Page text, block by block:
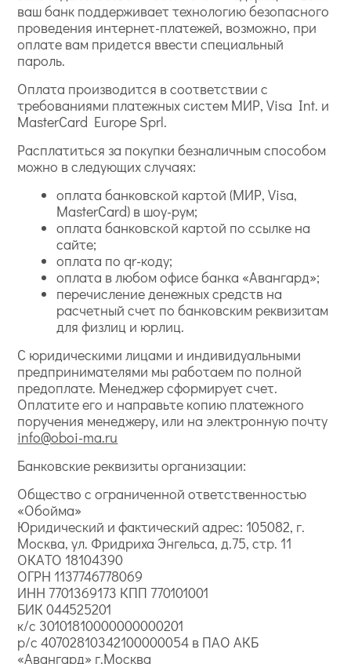
ваш банк поддерживает технологию безопасного
проведения интернет-платежей, возможно, при
оплате вам придется ввести специальный
пароль.
Оплата производится в соответствии с
требованиями платежных систем МИР, Visa Int. и
MasterCard Europe Sprl.
Расплатиться за покупки безналичным способом
можно в следующих случаях:
оплата банковской картой (МИР, Visa,
MasterCard) в шоу-рум;
оплата банковской картой по ссылке на
сайте;
оплата по qr-коду;
оплата в любом офисе банка «Авангард»;
перечисление денежных средств на
расчетный счет по банковским реквизитам
для физлиц и юрлиц.
С юридическими лицами и индивидуальными
предпринимателями мы работаем по полной
предоплате. Менеджер сформирует счет.
Оплатите его и направьте копию платежного
поручения менеджеру, или на электронную почту
info@oboi-ma.ru
Банковские реквизиты организации:
Общество с ограниченной ответственностью
«Обойма»
Юридический и фактический адрес: 105082, г.
Москва, ул. Фридриха Энгельса, д.75, стр. 11
ОКАТО 18104390
ОГРН 1137746778069
ИНН 7701369173 КПП 770101001
БИК 044525201
к/с 30101810000000000201
р/с 40702810342100000054 в ПАО АКБ
«Авангард» г.Москва